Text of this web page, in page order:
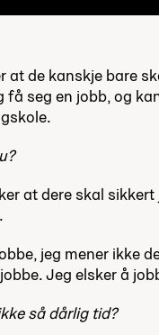
at de kanskje bare
få seg en jobb, og
at dere skal
jeg mener ikke
Jeg elsker å
så dårlig tid?